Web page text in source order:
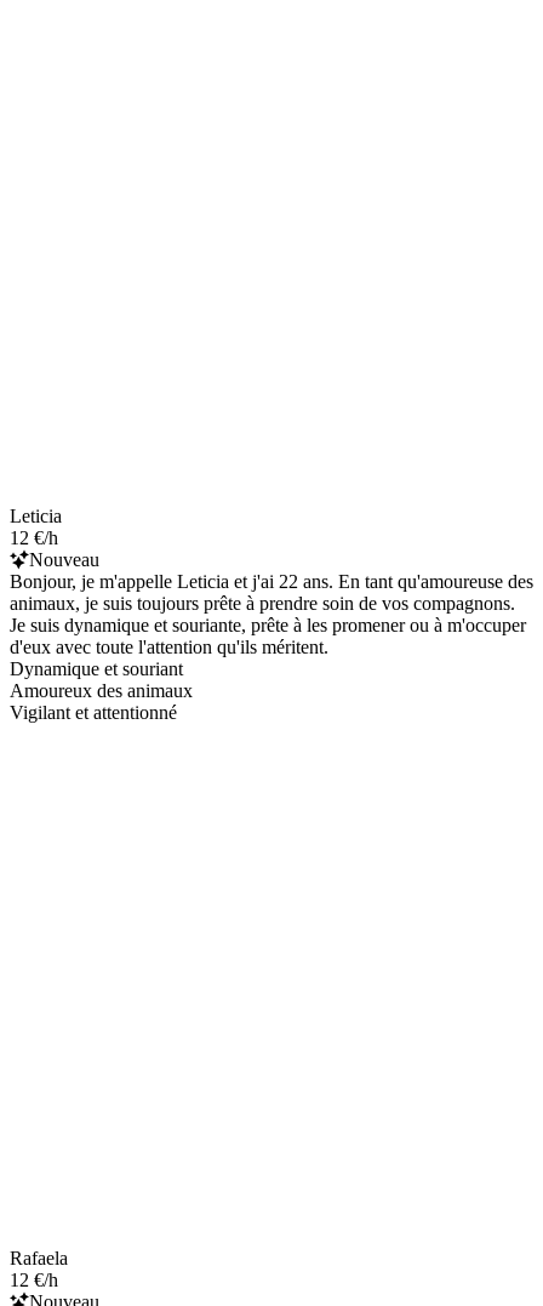
Leticia
12 €/h
Nouveau
Bonjour, je m'appelle Leticia et j'ai 22 ans. En tant qu'amoureuse des
animaux, je suis toujours prête à prendre soin de vos compagnons.
Je suis dynamique et souriante, prête à les promener ou à m'occuper
d'eux avec toute l'attention qu'ils méritent.
Dynamique et souriant
Amoureux des animaux
Vigilant et attentionné
Rafaela
12 €/h
Nouveau